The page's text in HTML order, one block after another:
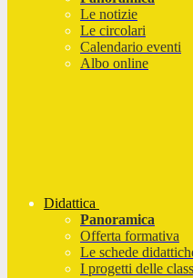
Le notizie
Le circolari
Calendario eventi
Albo online
Didattica
Panoramica
Offerta formativa
Le schede
I progetti delle